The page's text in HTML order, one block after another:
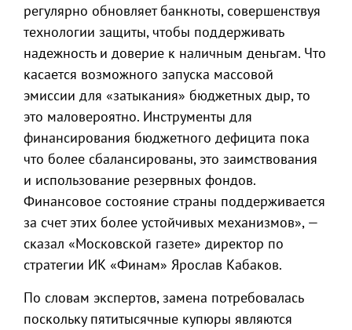
регулярно обновляет банкноты, совершенствуя
технологии защиты, чтобы поддерживать
надежность и доверие к наличным деньгам. Что
касается возможного запуска массовой
эмиссии для «затыкания» бюджетных дыр, то
это маловероятно. Инструменты для
финансирования бюджетного дефицита пока
что более сбалансированы, это заимствования
и использование резервных фондов.
Финансовое состояние страны поддерживается
за счет этих более устойчивых механизмов», —
сказал «Московской газете» директор по
стратегии ИК «Финам» Ярослав Кабаков.
По словам экспертов, замена потребовалась
поскольку пятитысячные купюры являются